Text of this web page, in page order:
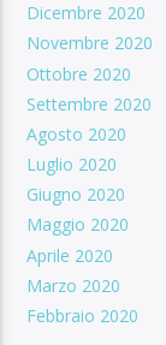
Dicembre 2020
Novembre 2020
Ottobre 2020
Settembre 2020
Agosto 2020
Luglio 2020
Giugno 2020
Maggio 2020
Aprile 2020
Marzo 2020
Febbraio 2020